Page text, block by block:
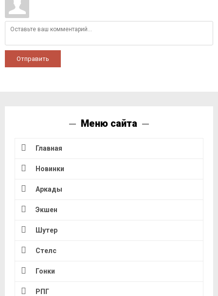
Отправить
Меню сайта
Главная
Новинки
Аркады
Экшен
Шутер
Стелс
Гонки
РПГ